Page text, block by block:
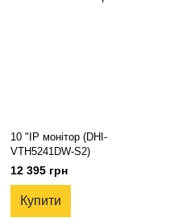
10 "IP монітор (DHI-
VTH5241DW-S2)
12 395 грн
Купити